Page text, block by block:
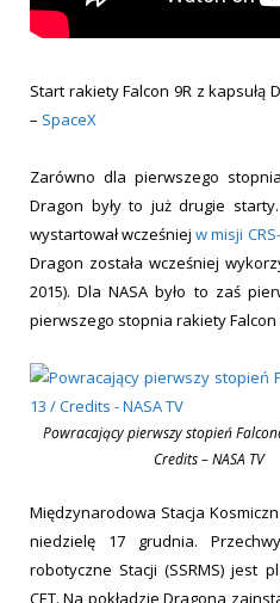
Start rakiety Falcon 9R z kapsułą
– SpaceX
Zarówno dla pierwszego
Dragon były to już drugie
wystartował wcześniejw misji
Dragon została wcześniej
2015). Dla NASA było to zaś
pierwszego stopnia rakiety Falcon
Powracający pierwszy stopień
Credits – NASA TV
Międzynarodowa Stacja
niedzielę 17 grudnia.
robotyczne Stacji (SSRMS) jest
CET. Na pokładzie Dragona